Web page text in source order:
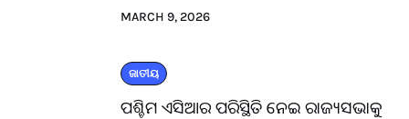
MARCH 9, 2026
ଜାତୀୟ
ପଶ୍ଚିମ ଏସିଆର ପରିସ୍ଥିତି ନେଇ ରାଜ୍ୟସଭାକୁ